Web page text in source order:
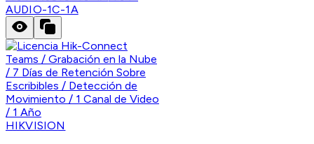
AUDIO-1C-1A
HIKVISION